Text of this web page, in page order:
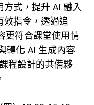
式，提升 AI 融入
效指令，透過追
更符合課堂使用情
轉化 AI 生成內容
程設計的共備夥